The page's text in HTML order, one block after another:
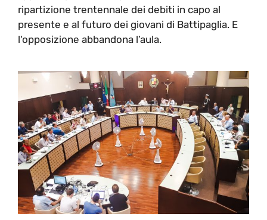
ripartizione trentennale dei debiti in capo al
presente e al futuro dei giovani di Battipaglia. E
l'opposizione abbandona l’aula.